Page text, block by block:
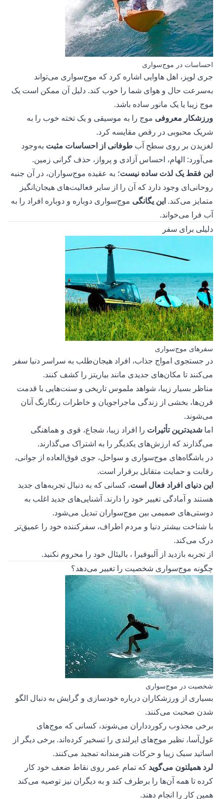
احساسات در موج‌سواری
جری لوپز، اهل هاوایی اشاره کرد که موج‌سواری می‌تواند
به‌سرعت حال و هوای شما را خوب کند. دلیل آن ممکن است یک
موج زیبا یا یک مانور ساده باشد.
ورزشکار معروفی موج را به موسیقی و یک تخته خوب را به
شریک محبوبی در رقص مقایسه کرد.
لغزیدن بر روی سطح آب طوفانی از احساسات مثبت به‌وجود
می‌آورد: الهام، احساس آزادی و پرواز، حذف گرانی زمین.
این فقط یک لذت ساده نیست؛ به عقیده موج‌سواران، در آن جنبه
روحانی‌ای وجود دارد که آن را از سایر فعالیت‌های هیجان‌انگیز
متمایز می‌کند. این یگانگی موج‌سواری دوباره و دوباره افراد را به
آب فرا می‌خواند.
دلیلی برای سفر
سفرهای موج‌سواری
در جستجوی امواج جذاب، افراد هیجان‌طلب به سراسر دنیا سفر
می‌کنند تا مکان‌های جدیدی مانند بیاریتز را کشف کنند.
مناظر بسیار زیبا، شواهد ملموس تاریخی و سنت‌هایی با قدمت
قرن‌ها، بخشی از زندگی ماجراجویان و خاطرات رنگارنگ آنان
می‌شوند.
اما شدیدترین تأثیرات را افراد زیبا، شجاع، قوی و هماهنگی
می‌گذارند که ارزش‌های یکدیگر را به اشتراک می‌گذارند.
در باشگاه‌های موج‌سواری و سواحل، جوی فوق‌العاده از جوانی،
رقابت و حمایت متقابل برقرار است.
این دنیای افراد فعال است، کسانی که به دنبال تجربه‌های جدید
هستند و آمادگی تغییر خود را دارند. آشنایی‌های جدید اغلب به
دوستی‌های صمیمی بین موج‌سواران تبدیل می‌شود.
با شناخت بیشتر دنیا و مردم اطراف، سفر‌کننده خود را عمیق‌تر
درک می‌کند.
از تجربه بازدید از آلبوفیرا ، بالیئال خود را محروم نکنید.
چگونه موج‌سواری شخصیت را تغییر می‌دهد؟
شخصیت در موج‌سواری
بسیاری از ورزشکاران درباره خودسازی و گرایش به دنبال الگو
شدن صحبت می‌کنند.
برخی مجذوب رکوردداران می‌شوند، کسانی که موج‌های
غول‌آسا، نظیر موج‌های ایرلندی را تسخیر کرده‌اند. برخی دیگر از
اساتید سبک زیبا و حرکات هنرمندانه تمجید می‌کنند.
لرد همیلتون می‌گوید که تمام عمر روی نقاط ضعف خود کار
کرده تا همه آن‌ها را برطرف کند و به دیگران نیز توصیه می‌کند
همین کار را انجام دهند.